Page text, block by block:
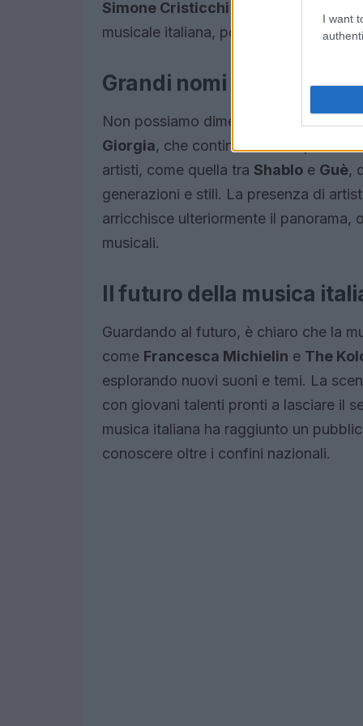
I want
Simone Cristicchi
musicale italiana, portando avanti
Grandi nomi e
Non possiamo dimenticare i grandi
Giorgia, che continuano a
artisti, come quella tra Shablo e Guè,
generazioni e stili. La presenza di
arricchisce ulteriormente il
musicali.
Il futuro della musica
Guardando al futuro, è chiaro che la
come Francesca Michielin e The
esplorando nuovi suoni e temi. La
con giovani talenti pronti a lasciare il
musica italiana ha raggiunto un
conoscere oltre i confini nazionali.